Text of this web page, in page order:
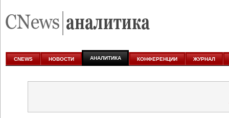
аналитике
CNEWS НОВОСТИ АНАЛИТИКА КОНФЕРЕНЦИИ ЖУРНАЛ